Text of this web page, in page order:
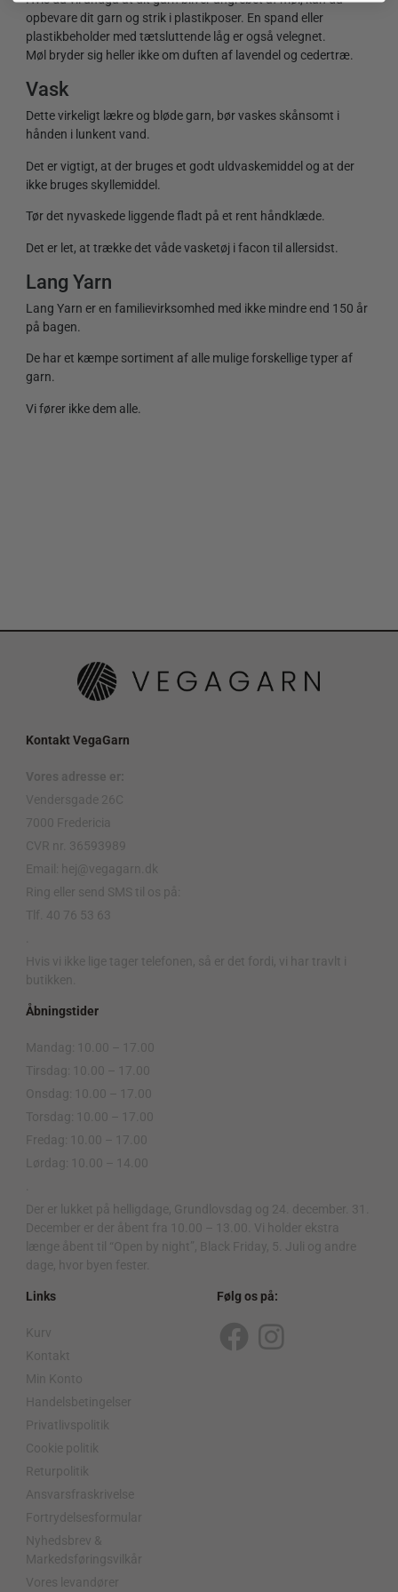
opbevare dit garn og strik i plastikposer. En spand eller
plastikbeholder med tætsluttende låg er også velegnet.
Møl bryder sig heller ikke om duften af lavendel og cedertræ.
Vask
Dette virkeligt lækre og bløde garn, bør vaskes skånsomt i
hånden i lunkent vand.
Det er vigtigt, at der bruges et godt uldvaskemiddel og at der
ikke bruges skyllemiddel.
Tør det nyvaskede liggende fladt på et rent håndklæde.
Det er let, at trække det våde vasketøj i facon til allersidst.
Lang Yarn
Lang Yarn er en familievirksomhed med ikke mindre end 150 år
på bagen.
De har et kæmpe sortiment af alle mulige forskellige typer af
garn.
Vi fører ikke dem alle.
Kontakt VegaGarn
Vores adresse er:
Vendersgade 26C
7000 Fredericia
CVR nr. 36593989
Email: hej@vegagarn.dk
Ring eller send SMS til os på:
Tlf. 40 76 53 63
Hvis vi ikke lige tager telefonen, så er det fordi, vi har travlt i
butikken.
Åbningstider
Mandag: 10.00 – 17.00
Tirsdag: 10.00 – 17.00
Onsdag: 10.00 – 17.00
Torsdag: 10.00 – 17.00
Fredag: 10.00 – 17.00
Lørdag: 10.00 – 14.00
Der er lukket på helligdage, Grundlovsdag og 24. december. 31.
December er der åbent fra 10.00 – 13.00. Vi holder ekstra
længe åbent til “Open by night”, Black Friday, 5. Juli og andre
dage, hvor byen fester.
Links
Kurv
Kontakt
Min Konto
Handelsbetingelser
Privatlivspolitik
Cookie politik
Returpolitik
Ansvarsfraskrivelse
Fortrydelsesformular
Nyhedsbrev &
Markedsføringsvilkår
Vores levandører
Følg os på:
F
I